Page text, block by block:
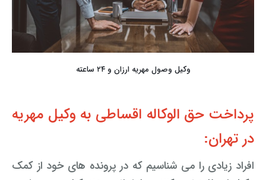
وکیل وصول مهریه ارزان و ۲۴ ساعته
پرداخت حق الوکاله اقساطی به وکیل مهریه
در تهران:
افراد زیادی را می شناسیم که در پرونده های خود از کمک